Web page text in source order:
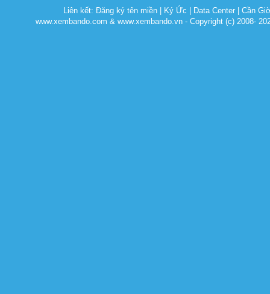
Liên kết:Đăng ký tên miền Ký Ức Data Center |Cần
www.xembando.com & www.xembando.vn - Copyright (c) 2008-